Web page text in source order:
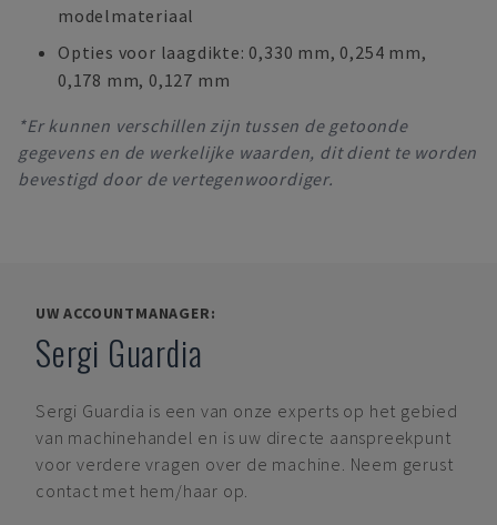
modelmateriaal
Opties voor laagdikte: 0,330 mm, 0,254 mm,
0,178 mm, 0,127 mm
*Er kunnen verschillen zijn tussen de getoonde
gegevens en de werkelijke waarden, dit dient te worden
bevestigd door de vertegenwoordiger.
UW ACCOUNTMANAGER:
Sergi Guardia
Sergi Guardia is een van onze experts op het gebied
van machinehandel en is uw directe aanspreekpunt
voor verdere vragen over de machine. Neem gerust
contact met hem/haar op.